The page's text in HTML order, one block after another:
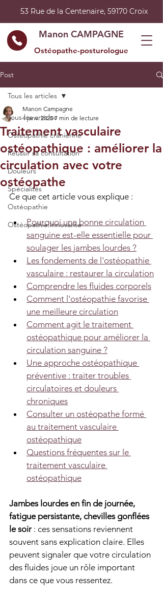
53 Rue de la Centenaire, 59170 Croix
Manon CAMPAGNE
Ostéopathe-posturologue
Post
Tous les articles
Ostéopathie crânienne
Réussir sa consultation
Douleurs
Spécialités
Ostéopathie
Ostéopathie Innovante
Tous les articles
Traitement vasculaire
ostéopathique : améliorer la
circulation avec votre
ostéopathe
Manon Campagne
4 janv. 2025 7 min de lecture
Ce que cet article vous explique :
Pourquoi une bonne circulation
sanguine est-elle essentielle pour
soulager les jambes lourdes ?
Les fondements de l'ostéopathie
vasculaire : restaurer la circulation
Comprendre les fluides corporels
Comment l'ostéopathie favorise
une meilleure circulation
Comment agit le traitement
ostéopathique pour améliorer la
circulation sanguine ?
Une approche ostéopathique
préventive : traiter troubles
circulatoires et douleurs
chroniques
Consulter un ostéopathe formé
au traitement vasculaire
ostéopathique
Questions fréquentes sur le
traitement vasculaire
ostéopathique
Jambes lourdes en fin de journée,
fatigue persistante, chevilles gonflées
le soir : ces sensations reviennent
souvent sans explication claire. Elles
peuvent signaler que votre circulation
des fluides joue un rôle important
dans ce que vous ressentez.